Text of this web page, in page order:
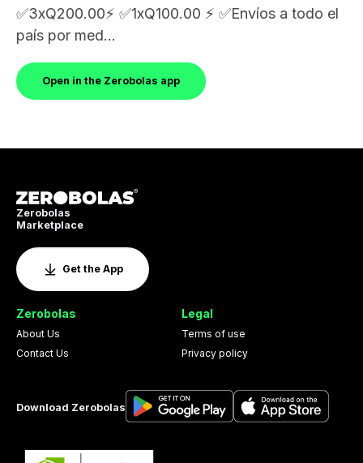
✅3xQ200.00⚡️ ✅1xQ100.00 ⚡️ ✅Envíos a todo el
país por med...
Open in the Zerobolas app
Zerobolas
Marketplace
Get the App
Zerobolas
About Us
Contact Us
Legal
Terms of use
Privacy policy
Download Zerobolas